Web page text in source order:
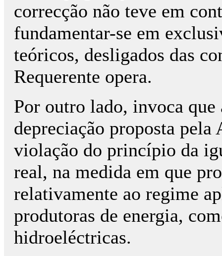
correcção não teve em
fundamentar-se em
teóricos, desligados das
Requerente opera.
Por outro lado, invoca que
depreciação proposta
violação do princípio da
real, na medida em que
relativamente ao regime
produtoras de energia,
hidroeléctricas.